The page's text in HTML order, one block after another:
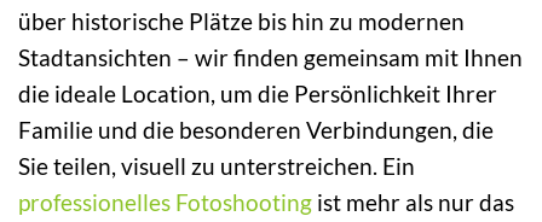
über historische Plätze bis hin zu modernen
Stadtansichten – wir finden gemeinsam mit Ihnen
die ideale Location, um die Persönlichkeit Ihrer
Familie und die besonderen Verbindungen, die
Sie teilen, visuell zu unterstreichen. Ein
professionelles Fotoshooting ist mehr als nur das